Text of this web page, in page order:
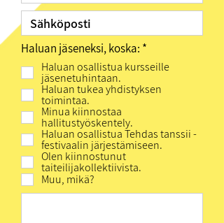
Haluan jäseneksi, koska: *
k
l
n
e
Haluan osallistua kursseille
jäsenetuhintaan.
Haluan tukea yhdistyksen
toimintaa.
Minua kiinnostaa
hallitustyöskentely.
Haluan osallistua Tehdas tanssii -
festivaalin järjestämiseen.
Olen kiinnostunut
taiteilijakollektiivista.
Muu, mikä?